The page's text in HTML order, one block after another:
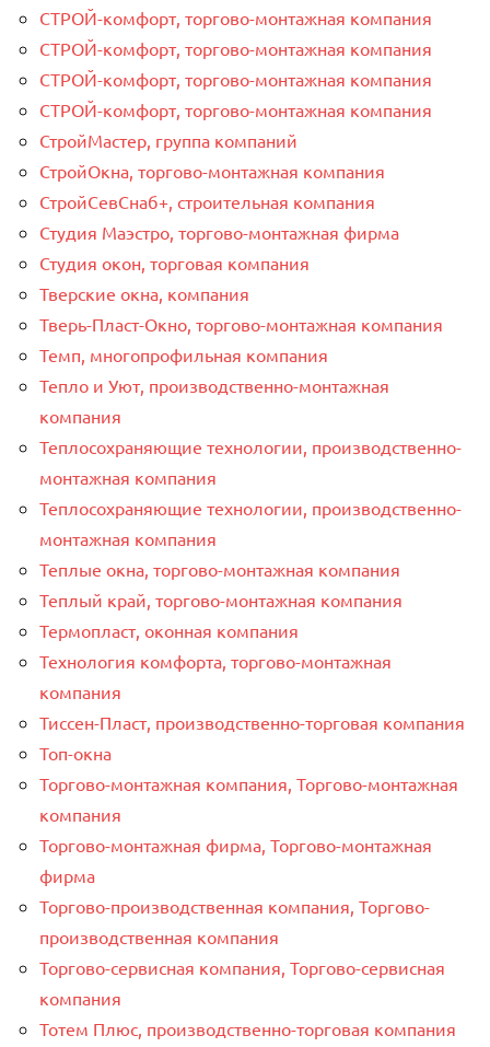
СТРОЙ-комфорт, торгово-монтажная компания
СТРОЙ-комфорт, торгово-монтажная компания
СТРОЙ-комфорт, торгово-монтажная компания
СТРОЙ-комфорт, торгово-монтажная компания
СтройМастер, группа компаний
СтройОкна, торгово-монтажная компания
СтройСевСнаб+, строительная компания
Студия Маэстро, торгово-монтажная фирма
Студия окон, торговая компания
Тверские окна, компания
Тверь-Пласт-Окно, торгово-монтажная компания
Темп, многопрофильная компания
Тепло и Уют, производственно-монтажная
компания
Теплосохраняющие технологии, производственно-
монтажная компания
Теплосохраняющие технологии, производственно-
монтажная компания
Теплые окна, торгово-монтажная компания
Теплый край, торгово-монтажная компания
Термопласт, оконная компания
Технология комфорта, торгово-монтажная
компания
Тиссен-Пласт, производственно-торговая компания
Топ-окна
Торгово-монтажная компания, Торгово-монтажная
компания
Торгово-монтажная фирма, Торгово-монтажная
фирма
Торгово-производственная компания, Торгово-
производственная компания
Торгово-сервисная компания, Торгово-сервисная
компания
Тотем Плюс, производственно-торговая компания